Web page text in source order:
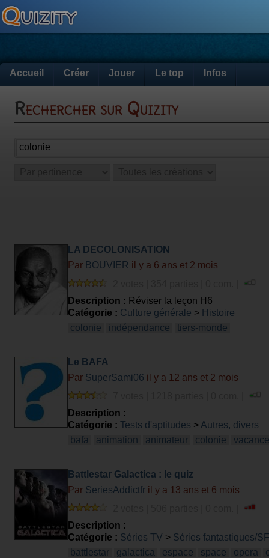
Accueil Créer Jouer Le top Infos
Rechercher sur Quizity
LA DECOLONISATION
Par BOUVIER il y a 6 ans et 2 mois
Description : Réviser la leçon H6
Catégorie : Culture générale > Histoire
colonie
indépendance tiers-monde
Le BAFA
Par SuperSami06 il y a 12 ans et 2 mois
Description :
Catégorie : Tests d'aptitudes > Autres, divers
bafa
animation animateur colonie
Battlestar Galactica : le quiz
Par SeriesAddictfr il y a 13 ans et 6 mois
Description :
Catégorie : Séries TV > Séries fantastiques/SF
battlestar
galactica espace space opera